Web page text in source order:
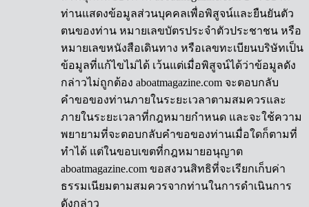
ท่านแสดงข้อมูลส่วนบุคคลเพื่อพิสูจน์และยืนยันตัว
ตนของท่าน หมายเลขบัตรประจำตัวประชาชน หรือ
หมายเลขหนังสือเดินทาง หรือเลขทะเบียนบริษัทเป็น
ข้อมูลที่แก้ไขไม่ได้ เว้นแต่เมื่อพิสูจน์ได้ว่าข้อมูลดัง
กล่าวไม่ถูกต้อง aboatmagazine.com จะตอบกลับ
คำขอของท่านภายในระยะเวลาตามสมควรและ
ภายในระยะเวลาที่กฎหมายกำหนด และจะใช้ความ
พยายามที่จะตอบกลับคำขอของท่านเมื่อใดก็ตามที่
ทำได้ แต่ในขอบเขตที่กฎหมายอนุญาต
aboatmagazine.com ขอสงวนสิทธิที่จะเรียกเก็บค่า
ธรรมเนียมตามสมควรจากท่านในการดำเนินการ
ดังกล่าว